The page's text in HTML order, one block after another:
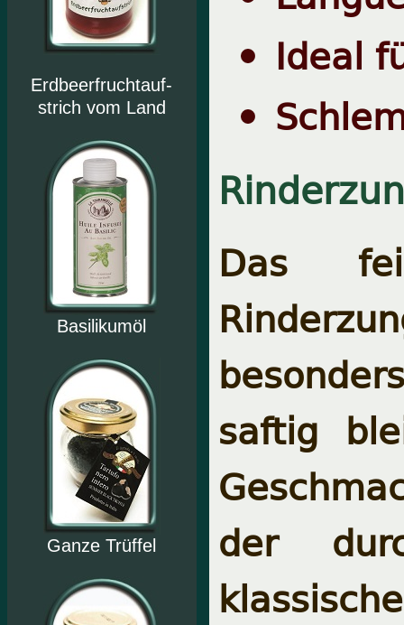
Erdbeerfruchtauf-
strich vom Land
Basilikumöl
Ganze Trüffel
Ideal
Das
saftig
der